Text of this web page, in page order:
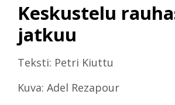
Keskustelu
jatkuu
Teksti: Petri Kiuttu
Kuva: Adel Rezapour